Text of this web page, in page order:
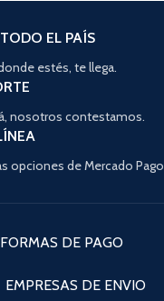
EL PAÍS
estés, te llega.
nosotros contestamos.
opciones de Mercado Pago
FORMAS DE PAGO
EMPRESAS DE ENVIO